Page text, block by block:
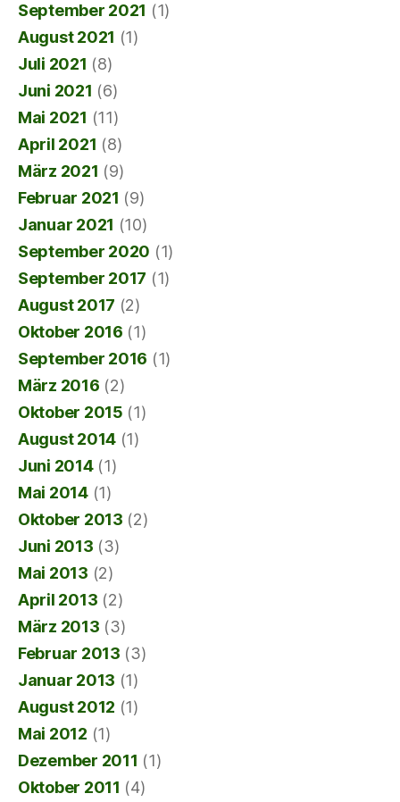
September 2021 (1)
August 2021 (1)
Juli 2021 (8)
Juni 2021 (6)
Mai 2021 (11)
April 2021 (8)
März 2021 (9)
Februar 2021 (9)
Januar 2021 (10)
September 2020 (1)
September 2017 (1)
August 2017 (2)
Oktober 2016 (1)
September 2016 (1)
März 2016 (2)
Oktober 2015 (1)
August 2014 (1)
Juni 2014(1)
Mai 2014(1)
Oktober 2013 (2)
Juni 2013 (3)
Mai 2013 (2)
April 2013 (2)
März 2013 (3)
Februar 2013 (3)
Januar 2013 (1)
August 2012 (1)
Mai 2012 (1)
Dezember 2011 (1)
Oktober 2011 (4)